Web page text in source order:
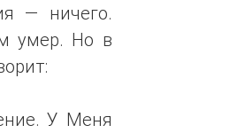
— ничего.
умер. Но в
У Меня